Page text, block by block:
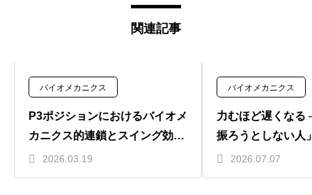
関連記事
バイオメカニクス
P3ポジションにおけるバイオメ
カニクス的連鎖とスイング効率
の科学的考察
2026.03.19
バイオメカニクス
力むほど遅くなる
振ろうとしない人
ドスピードを手に
2026.07.07